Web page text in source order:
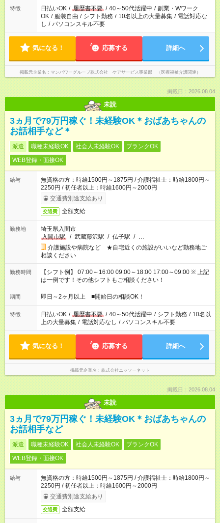
特徴 日払いOK / 履歴書不要 / 40～50代活躍中 / 副業・Wワーク
OK / 服装自由 / シフト勤務 / 10名以上の大量募集 / 電話対応な
し / パソコンスキル不要
気になる！ 応募する 詳細へ
掲載元企業名 マンパワーグループ株式会社 ケアサービス事業部 （医療福祉介護関連）
掲載日：2026.08.04
未読
3ヵ月で79万円稼ぐ！未経験OK＊おばあちゃんの
お話相手など＊
派遣 職種未経験OK 社会人未経験OK
ブランクOK
WEB登録・面接OK
給与
無資格の方：時給1500円～1875円 / 介護福祉士：時給1800円～
2250円 / 初任者以上：時給1600円～2000円
交通費別途支給あり
交通費 全額支給
勤務地
埼玉県入間市
入間市駅
/ 武蔵藤沢駅 / 仏子駅 / …
介護施設や病院など ★自宅近くの施設がいいなど勤務地ご
相談ください
勤務時間
【シフト例】 07:00～16:00 09:00～18:00 17:00～09:00 ※ 上記
は一例です！その他シフトもご相談ください！
期間 即日～2ヶ月以上 ■開始日の相談OK！
特徴 日払いOK / 履歴書不要 / 40～50代活躍中 / シフト勤務 / 10名以
上の大量募集 / 電話対応なし / パソコンスキル不要
気になる！ 応募する 詳細へ
掲載元企業名 株式会社ニッソーネット
掲載日：2026.08.04
未読
3ヵ月で79万円稼ぐ！未経験OK＊おばあちゃんの
お話相手など
派遣 職種未経験OK 社会人未経験OK
ブランクOK
WEB登録・面接OK
給与
無資格の方：時給1500円～1875円 / 介護福祉士：時給1800円～
2250円 / 初任者以上：時給1600円～2000円
交通費別途支給あり
交通費 全額支給